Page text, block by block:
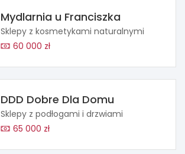
Mydlarnia u Franciszka
Sklepy z kosmetykami naturalnymi
60 000 zł
DDD Dobre Dla Domu
Sklepy z podłogami i drzwiami
65 000 zł